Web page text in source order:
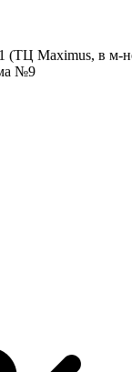
(ТЦ Maximus, в м-
№9